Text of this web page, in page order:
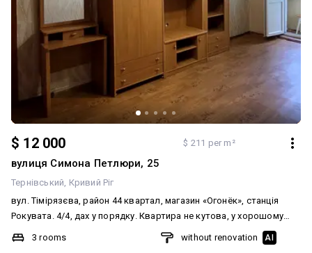
$ 12 000 $ 211 per m²
вулиця Симона Петлюри, 25
Тернівський Кривий Ріг
вул. Тімірязєва, район 44 квартал, магазин «Огонёк», станція
Рокувата. 4/4, дах у порядку. Квартира не кутова, у хорошому
стані. Замінені всі вікна на металопластикові, замінені труби,
санвузол повністю в кахлях, є всі лічильники. Вхідні залізні
3 rooms
without renovation AI